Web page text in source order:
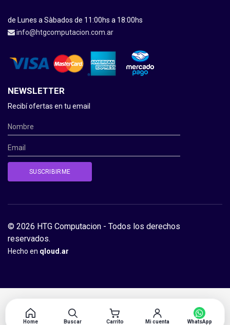
de Lunes a Sàbados de 11:00hs a 18:00hs
info@htgcomputacion.com.ar
NEWSLETTER
Recibí ofertas en tu email
© 2026 HTG Computacion - Todos los derechos
reservados.
Hecho en qloud.ar
Home Buscar Carrito Mi cuenta